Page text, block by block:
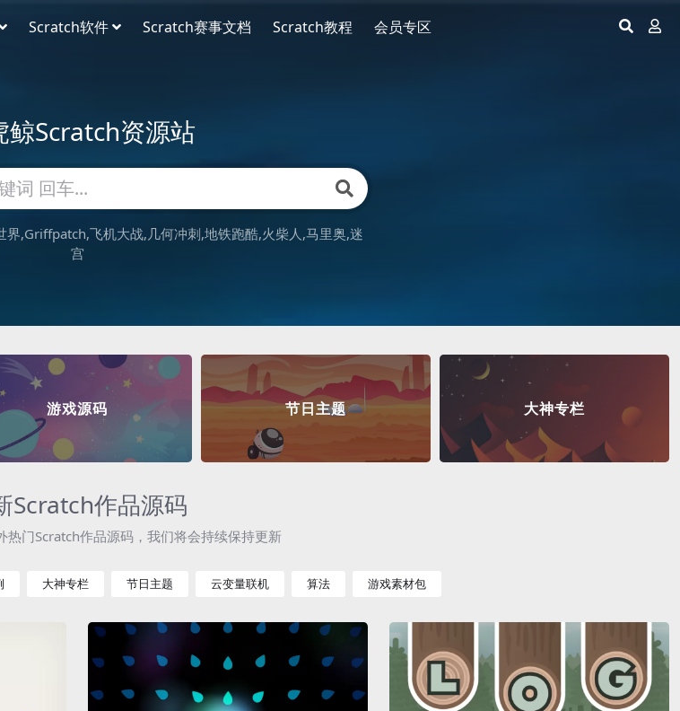
Scratch软件 Scratch赛事文档 Scratch教程 会员专区
鲸Scratch资源站
界 Griffpatch 飞机大战 几何冲刺 地铁跑酷 火柴人 马里奥 迷
宫
游戏源码 节日主题 大神专栏
Scratch作品源码
热门Scratch作品源码，我们将会持续保持更新
大神专栏 节日主题 云变量联机 算法 游戏素材包